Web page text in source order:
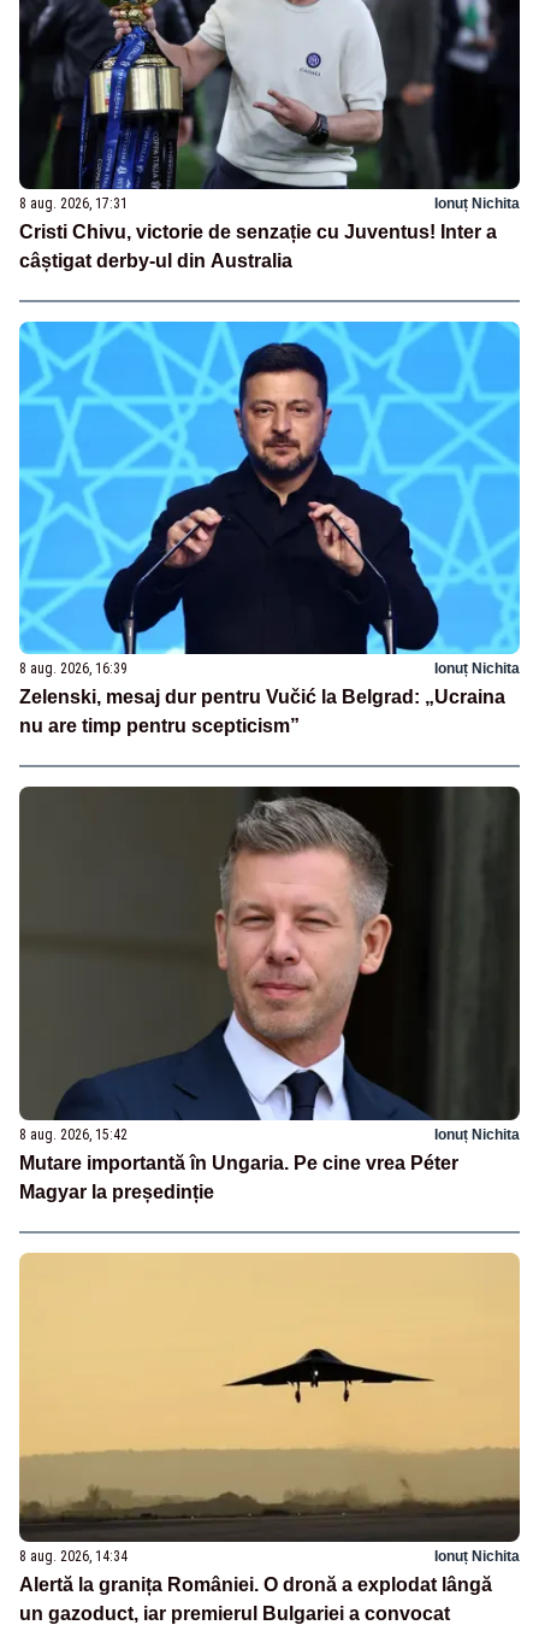
8 aug. 2026, 17:31 Ionuț Nichita
Cristi Chivu, victorie de senzație cu Juventus! Inter a
câștigat derby-ul din Australia
8 aug. 2026, 16:39 Ionuț Nichita
Zelenski, mesaj dur pentru Vučić la Belgrad: „Ucraina
nu are timp pentru scepticism”
8 aug. 2026, 15:42 Ionuț Nichita
Mutare importantă în Ungaria. Pe cine vrea Péter
Magyar la președinție
8 aug. 2026, 14:34 Ionuț Nichita
Alertă la granița României. O dronă a explodat lângă
un gazoduct, iar premierul Bulgariei a convocat